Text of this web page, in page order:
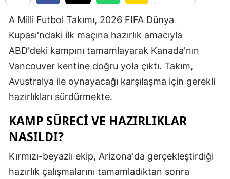
Denizli
Edirne
Elazığ
Erzincan
Gaziantep
Giresun
A Milli Futbol Takımı, 2026 FIFA Dünya
Kupası'ndaki ilk maçına hazırlık amacıyla
ABD'deki kampını tamamlayarak Kanada'nın
Vancouver kentine doğru yola çıktı. Takım,
Avustralya ile oynayacağı karşılaşma için gerekli
hazırlıkları sürdürmekte.
KAMP SÜRECI VE HAZIRLIKLAR
NASILDI?
Kırmızı-beyazlı ekip, Arizona'da gerçekleştirdiği
hazırlık çalışmalarını tamamladıktan sonra